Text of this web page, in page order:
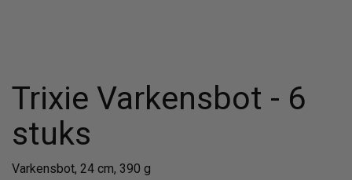
Trixie Varkensbot - 6
stuks
Varkensbot, 24 cm, 390 g